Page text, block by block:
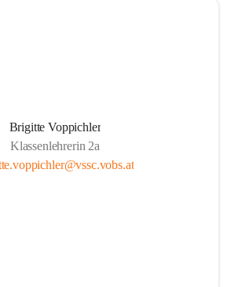
Brigitte Voppichler
Klassenlehrerin 2a